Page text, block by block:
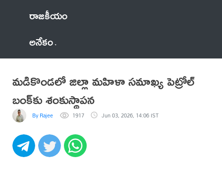
రాజకీయం
అనేకం
మడికొండలో జిల్లా మహిళా సమాఖ్య పెట్రోల్
బంక్‌కు శంకుస్థాపన
By Rajee 1917 Jun 03, 2026, 14:06 IST